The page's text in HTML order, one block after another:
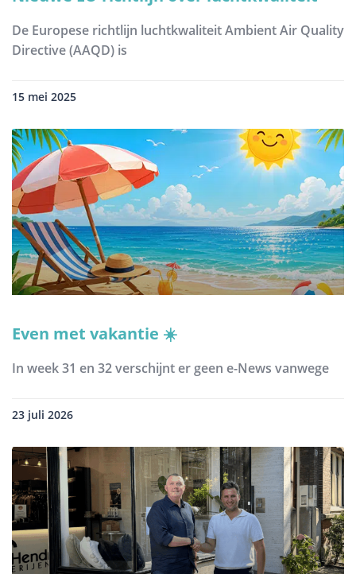
De Europese richtlijn luchtkwaliteit Ambient Air Quality
Directive (AAQD) is
15 mei 2025
Even met vakantie ☀️
In week 31 en 32 verschijnt er geen e-News vanwege
23 juli 2026